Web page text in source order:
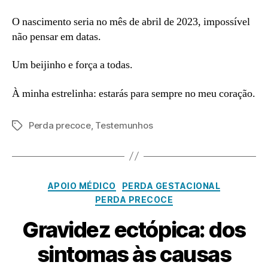
O nascimento seria no mês de abril de 2023, impossível
não pensar em datas.
Um beijinho e força a todas.
À minha estrelinha: estarás para sempre no meu coração.
Etiquetas
Perda precoce, Testemunhos
Categorias
APOIO MÉDICO
PERDA GESTACIONAL
PERDA PRECOCE
Gravidez ectópica: dos
sintomas às causas
P
o
b
ri